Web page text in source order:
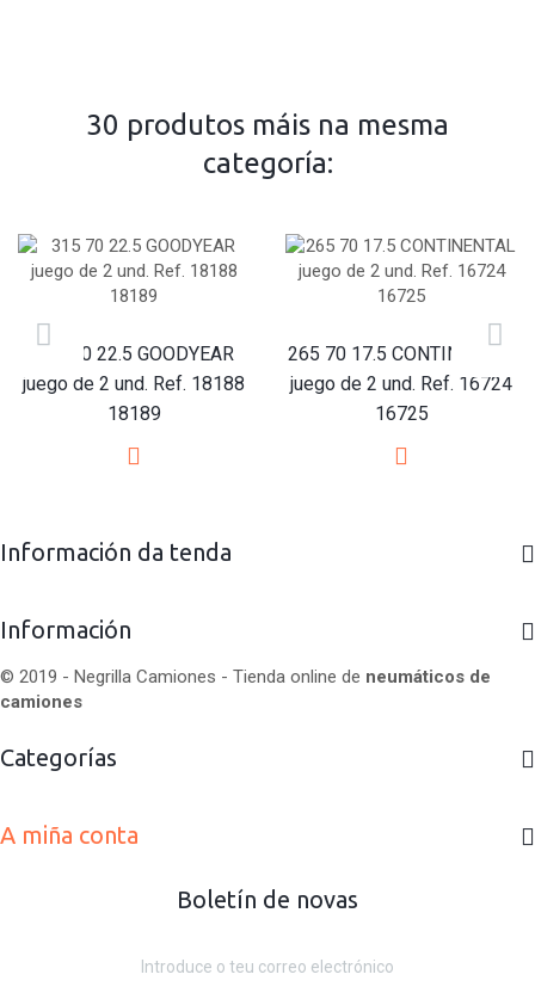
30 produtos máis na mesma
categoría:
315 70 22.5 GOODYEAR
juego de 2 und. Ref. 18188
18189
265 70 17.5 CONTINENTAL
juego de 2 und. Ref. 16724
16725
Información da tenda
Información
© 2019 - Negrilla Camiones - Tienda online de neumáticos de
camiones
Categorías
A miña conta
Boletín de novas